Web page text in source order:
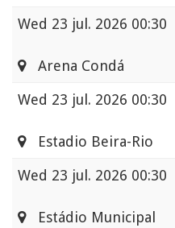
Wed 23 jul. 2026 00:30
Arena Condá
Wed 23 jul. 2026 00:30
Estadio Beira-Rio
Wed 23 jul. 2026 00:30
Estádio Municipal